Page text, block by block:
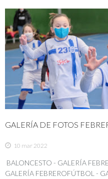
GALERÍA DE FOTOS
10 mar 2022
BALONCESTO - GALERÍA
GALERÍA FEBREROFÚTBOL -